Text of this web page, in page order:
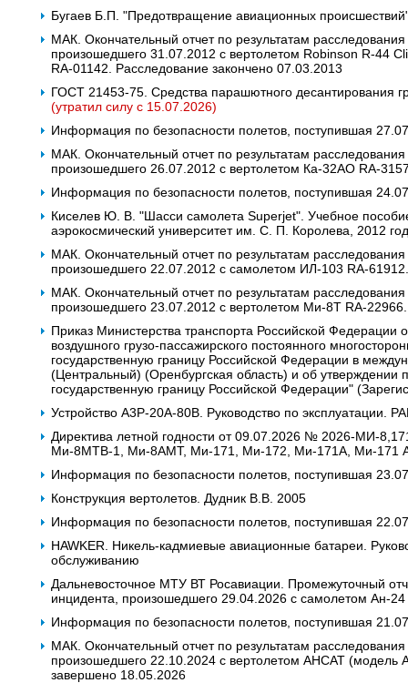
Бугаев Б.П. "Предотвращение авиационных
МАК. Окончательный отчет по результатам
произошедшего 31.07.2012 с вертолетом Robinson R-44
RA-01142. Расследование закончено 07.03.2013
ГОСТ 21453-75. Средства парашютного десантирования
(утратил силу с 15.07.2026)
Информация по безопасности полетов, поступившая
МАК. Окончательный отчет по результатам
произошедшего 26.07.2012 с вертолетом Ка-32АО RA-
Информация по безопасности полетов, поступившая
Киселев Ю. В. "Шасси самолета Superjet". Учебное
аэрокосмический университет им. С. П. Королева, 2012 год
МАК. Окончательный отчет по результатам
произошедшего 22.07.2012 с самолетом ИЛ-103 RA-
МАК. Окончательный отчет по результатам
произошедшего 23.07.2012 c вертолетом Ми-8Т RA-
Приказ Министерства транспорта Российской
воздушного грузо-пассажирского постоянного
государственную границу Российской Федерации в
(Центральный) (Оренбургская область) и об утверждении
государственную границу Российской Федерации"
Устройство А3Р-20А-80В. Руководство по эксплуатации.
Директива летной годности от 09.07.2026 № 2026-МИ-
Ми-8МТВ-1, Ми-8АМТ, Ми-171, Ми-172, Ми-171А, Ми-171
Информация по безопасности полетов, поступившая
Конструкция вертолетов. Дудник В.В. 2005
Информация по безопасности полетов, поступившая
HAWKER. Никель-кадмиевые авиационные батареи.
обслуживанию
Дальневосточное МТУ ВТ Росавиации. Промежуточный
инцидента, произошедшего 29.04.2026 с самолетом Ан-
Информация по безопасности полетов, поступившая
МАК. Окончательный отчет по результатам
произошедшего 22.10.2024 с вертолетом АНСАТ (модель
завершено 18.05.2026